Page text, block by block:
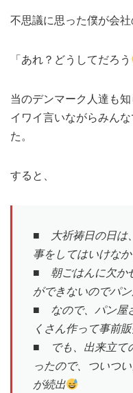
不思議に思った僕が会
「あれ？どうしてだろう
当のデンマーク人達も
イワイ言いながらみん
た。
すると、
■ 大祈祷日の日は
事をしてはいけな
■ 朝ごはんに欠か
ができないのでパ
■ なので、パン屋
くさん作って事前
■ でも、出来立て
ったので、ついつ
が続出